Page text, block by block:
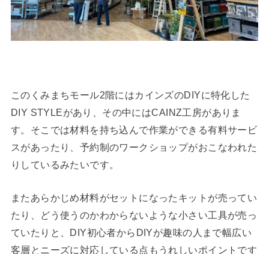
このくみまちモール2階にはカインズのDIYに特化した
DIY STYLEがあり、その中にはCAINZ工房がありま
す。そこでは材料を持ち込んで作業ができる有料サービ
スがあったり、予約制のワークショップがおこなわれた
りしているみたいです。
またあらかじめ材料がセットになったキットが売ってい
たり、どう使うのかわからないような小さい工具が売っ
ていたりと、DIY初心者からDIYが趣味の人まで幅広い
客層とニーズに対応している点もうれしいポイントです